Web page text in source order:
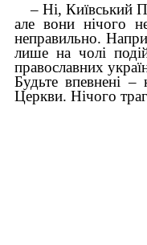
– Ні, Київський
але вони нічого
неправильно.
лише на чолі
православних
Будьте впевнені –
Церкви. Нічого